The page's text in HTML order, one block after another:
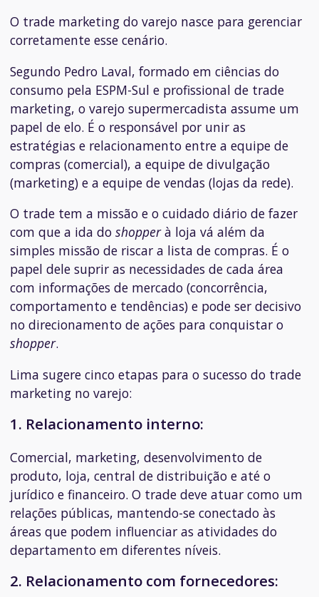
O trade marketing do varejo nasce para gerenciar
corretamente esse cenário.
Segundo Pedro Laval, formado em ciências do
consumo pela ESPM-Sul e profissional de trade
marketing, o varejo supermercadista assume um
papel de elo. É o responsável por unir as
estratégias e relacionamento entre a equipe de
compras (comercial), a equipe de divulgação
(marketing) e a equipe de vendas (lojas da rede).
O trade tem a missão e o cuidado diário de fazer
com que a ida do shopperà loja vá além da
simples missão de riscar a lista de compras. É o
papel dele suprir as necessidades de cada área
com informações de mercado (concorrência,
comportamento e tendências) e pode ser decisivo
no direcionamento de ações para conquistar o
shopper.
Lima sugere cinco etapas para o sucesso do trade
marketing no varejo:
1. Relacionamento interno:
Comercial, marketing, desenvolvimento de
produto, loja, central de distribuição e até o
jurídico e financeiro. O trade deve atuar como um
relações públicas, mantendo-se conectado às
áreas que podem influenciar as atividades do
departamento em diferentes níveis.
2. Relacionamento com fornecedores: